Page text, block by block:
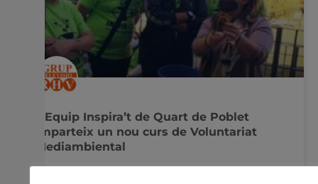
L’Equip Inspira’t de Quart de Poblet
imparteix un nou curs de Voluntariat
Mediambiental